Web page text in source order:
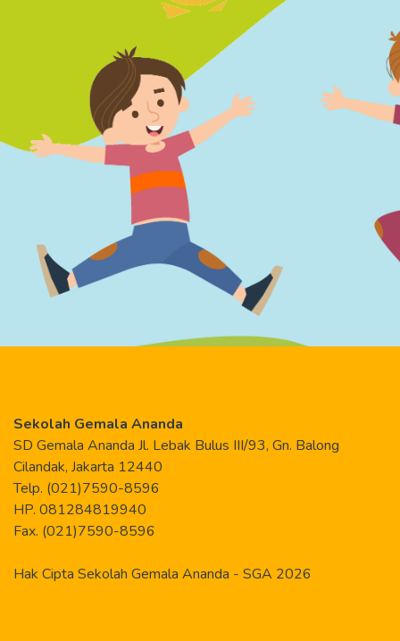
Sekolah Gemala Ananda
SD Gemala Ananda Jl. Lebak Bulus III/93, Gn. Balong
Cilandak, Jakarta 12440
Telp. (021)7590-8596
HP. 081284819940
Fax. (021)7590-8596
Hak Cipta Sekolah Gemala Ananda - SGA 2026